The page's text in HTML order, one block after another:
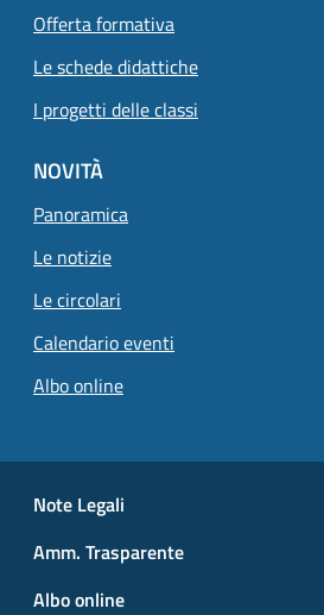
Offerta formativa
Le schede didattiche
I progetti delle classi
NOVITÀ
Panoramica
Le notizie
Le circolari
Calendario eventi
Albo online
Small prints
Note Legali
Amm. Trasparente
Albo online